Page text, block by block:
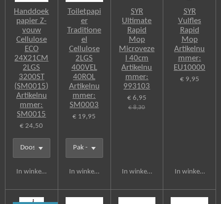
Handdoek
papier Z-
vouw
Cellulose
ECO
24X21CM
2LGS
3200ST
(SM0015)
Artikelnu
mmer:
SM0015
€ 24,50
In winkelwagen
Toiletpapi
er
Traditione
el
Cellulose
2LGS
400VEL
40ROL
Artikelnu
mmer:
SM0003
€ 19,95
In winkelwagen
SYR
Ultimate
Rapid
Mop
Microveze
l 40cm
Artikelnu
mmer:
993103
€ 6,95
€ 8,30
In winkelwagen
SYR
Vulfles
Rapid
Mop
Artikelnu
mmer:
EU10000
€ 9,95
In winkelwagen